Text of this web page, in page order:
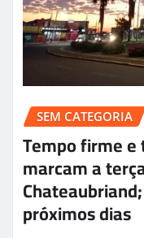
SEM CATEGORIA
Tempo firme
marcam a
próximos dias